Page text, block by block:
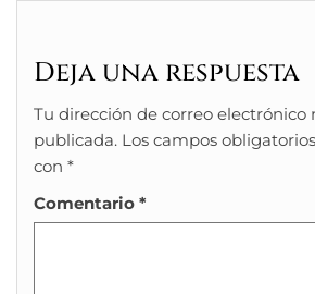
Deja una respuesta
Tu dirección de correo electrónico
publicada. Los campos
con *
Comentario *